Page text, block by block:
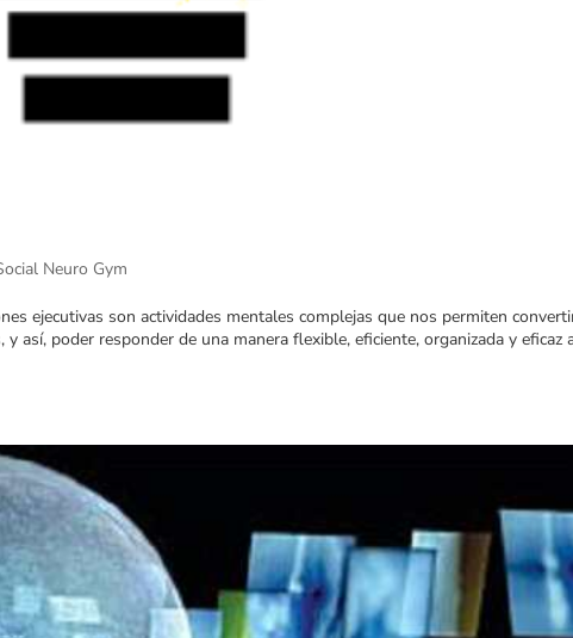
Neuro Gym
ejecutivas son actividades mentales complejas que nos permiten
así, poder responder de una manera flexible, eficiente, organizada y eficaz